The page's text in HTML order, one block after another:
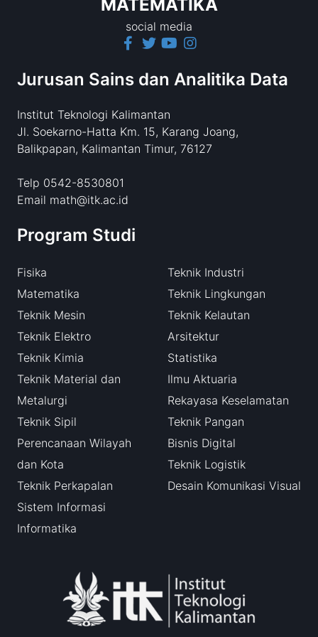
MATEMATIKA
social media
Jurusan Sains dan Analitika Data
Institut Teknologi Kalimantan
Jl. Soekarno-Hatta Km. 15, Karang Joang,
Balikpapan, Kalimantan Timur, 76127
Telp 0542-8530801
Email math@itk.ac.id
Program Studi
Fisika
Matematika
Teknik Mesin
Teknik Elektro
Teknik Kimia
Teknik Material dan
Metalurgi
Teknik Sipil
Perencanaan Wilayah
dan Kota
Teknik Perkapalan
Sistem Informasi
Informatika
Teknik Industri
Teknik Lingkungan
Teknik Kelautan
Arsitektur
Statistika
Ilmu Aktuaria
Rekayasa Keselamatan
Teknik Pangan
Bisnis Digital
Teknik Logistik
Desain Komunikasi Visual